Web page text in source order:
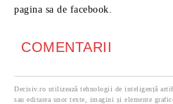
pagina sa de facebook.
COMENTARII
Decisiv.ro utilizează tehnologii de inteligență
sau editarea unor texte, imagini și elemente